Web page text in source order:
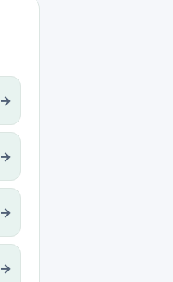
→
→
→
→